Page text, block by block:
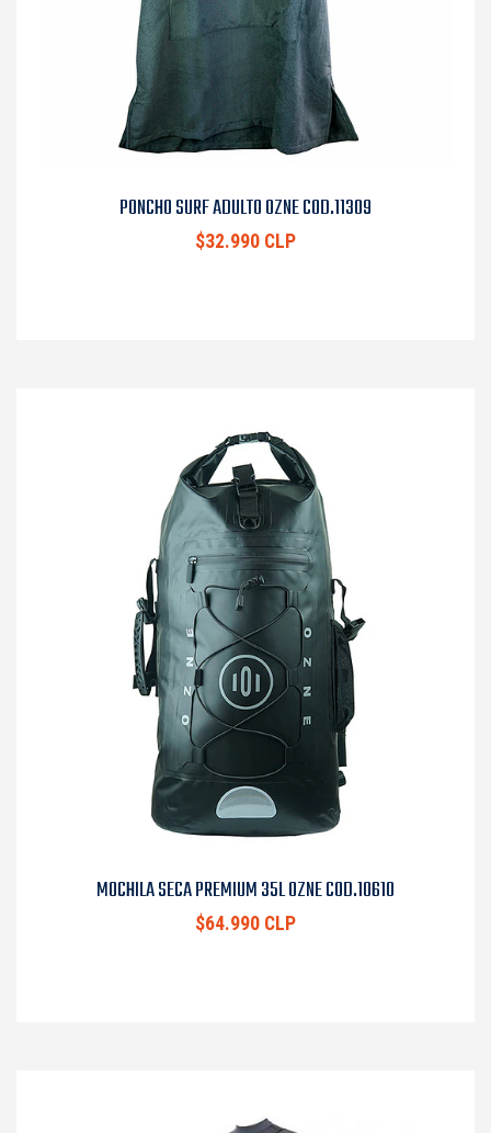
PONCHO SURF ADULTO OZNE COD.11309
$32.990 CLP
MOCHILA SECA PREMIUM 35L OZNE COD.10610
$64.990 CLP